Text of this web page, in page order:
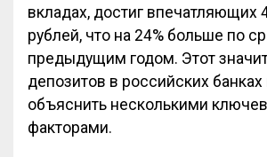
вкладах, достиг впечатляющих
рублей, что на 24% больше по
предыдущим годом. Этот
депозитов в российских
объяснить несколькими
факторами.